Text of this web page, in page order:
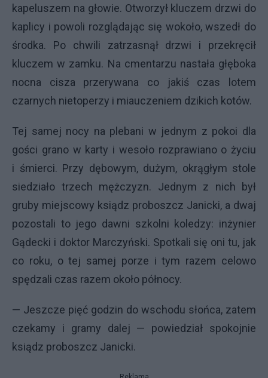
kapeluszem na głowie. Otworzył kluczem drzwi do
kaplicy i powoli rozglądając się wokoło, wszedł do
środka. Po chwili zatrzasnął drzwi i przekręcił
kluczem w zamku. Na cmentarzu nastała głęboka
nocna cisza przerywana co jakiś czas lotem
czarnych nietoperzy i miauczeniem dzikich kotów.
Tej samej nocy na plebani w jednym z pokoi dla
gości grano w karty i wesoło rozprawiano o życiu
i śmierci. Przy dębowym, dużym, okrągłym stole
siedziało trzech mężczyzn. Jednym z nich był
gruby miejscowy ksiądz proboszcz Janicki, a dwaj
pozostali to jego dawni szkolni koledzy: inżynier
Gądecki i doktor Marczyński. Spotkali się oni tu, jak
co roku, o tej samej porze i tym razem celowo
spędzali czas razem około północy.
— Jeszcze pięć godzin do wschodu słońca, zatem
czekamy i gramy dalej — powiedział spokojnie
ksiądz proboszcz Janicki.